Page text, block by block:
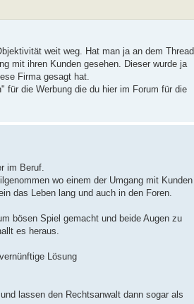
weit weg. Hat man ja an dem Thread
mit ihren Kunden gesehen. Dieser wurde ja
Firma gesagt hat.
für die Werbung die du hier im Forum für die
im Beruf.
wo einem der Umgang mit Kunden
das Leben lang und auch in den Foren.
bösen Spiel gemacht und beide Augen zu
es heraus.
Lösung
lassen den Rechtsanwalt dann sogar als